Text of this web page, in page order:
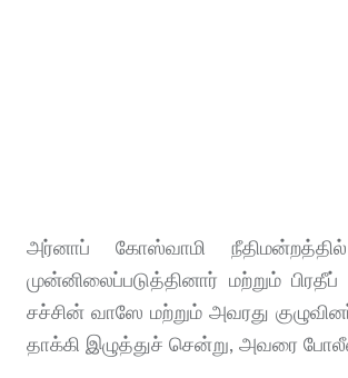
அர்னாப் கோஸ்வாமி
முன்னிலைப்படுத்தினார் மற்றும்
சச்சின் வாஸே மற்றும் அவரது
தாக்கி இழுத்துச் சென்று, அவரை